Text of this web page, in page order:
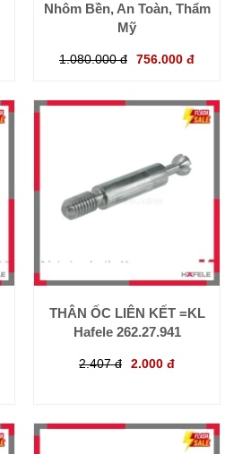
Nhôm Bền, An Toàn, Thẩm
Mỹ
1.080.000 đ 756.000 đ
THÂN ỐC LIÊN KẾT =KL
Hafele 262.27.941
2.407 đ 2.000 đ